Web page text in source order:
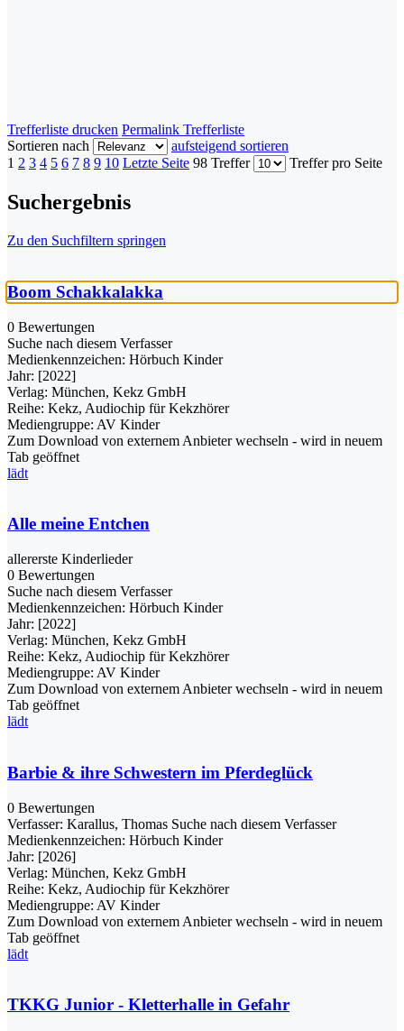
Trefferliste drucken Permalink Trefferliste
Sortieren nach
aufsteigend sortieren
1 2 3 4 5 6 7 8 9 10 Letzte Seite 98 Treffer Treffer pro Seite
Suchergebnis
Zu den Suchfiltern springen
Boom Schakkalakka
0 Bewertungen
Suche nach diesem Verfasser
Medienkennzeichen: Hörbuch Kinder
Jahr: [2022]
Verlag: München, Kekz GmbH
Reihe: Kekz, Audiochip für Kekzhörer
Mediengruppe: AV Kinder
Zum Download von externem Anbieter wechseln - wird in neuem
Tab geöffnet
lädt
Alle meine Entchen
allererste Kinderlieder
0 Bewertungen
Suche nach diesem Verfasser
Medienkennzeichen: Hörbuch Kinder
Jahr: [2022]
Verlag: München, Kekz GmbH
Reihe: Kekz, Audiochip für Kekzhörer
Mediengruppe: AV Kinder
Zum Download von externem Anbieter wechseln - wird in neuem
Tab geöffnet
lädt
Barbie & ihre Schwestern im Pferdeglück
0 Bewertungen
Verfasser: Karallus, Thomas Suche nach diesem Verfasser
Medienkennzeichen: Hörbuch Kinder
Jahr: [2026]
Verlag: München, Kekz GmbH
Reihe: Kekz, Audiochip für Kekzhörer
Mediengruppe: AV Kinder
Zum Download von externem Anbieter wechseln - wird in neuem
Tab geöffnet
lädt
TKKG Junior - Kletterhalle in Gefahr